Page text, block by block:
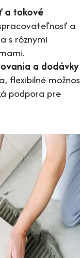
a tokové
a
s rôznymi
a
flexibilné
podpora pre